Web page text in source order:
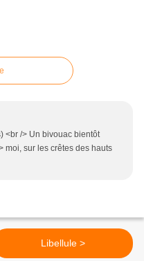
<br /> Un bivouac bientôt
moi, sur les crêtes des hauts
Libellule >